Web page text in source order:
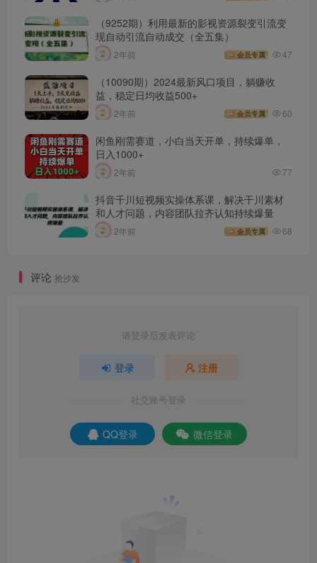
（9252期）利用最新的影视资源裂变引流变
现自动引流自动成交（全五集）
2年前 会员专属 47
（10090期）2024最新风口项目，躺赚收
益，稳定日均收益500+
2年前 会员专属 60
闲鱼刚需赛道，小白当天开单，持续爆单，
日入1000+
2年前 77
抖音千川短视频实操体系课，解决干川素材
和人才问题，内容团队拉齐认知持续爆量
2年前 会员专属 68
评论 抢沙发
请登录后发表评论
登录 注册
社交账号登录
QQ登录 微信登录